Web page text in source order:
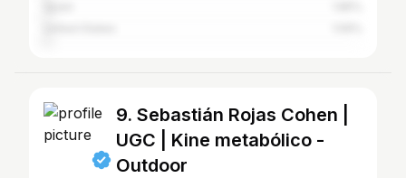
9. Sebastián Rojas Cohen |
UGC | Kine metabólico -
Outdoor